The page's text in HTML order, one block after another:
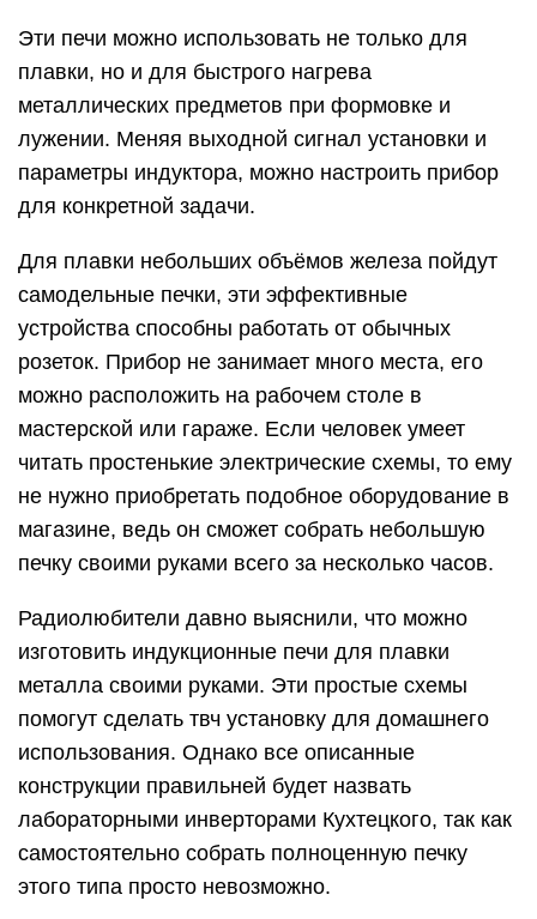
Эти печи можно использовать не только для
плавки, но и для быстрого нагрева
металлических предметов при формовке и
лужении. Меняя выходной сигнал установки и
параметры индуктора, можно настроить прибор
для конкретной задачи.
Для плавки небольших объёмов железа пойдут
самодельные печки, эти эффективные
устройства способны работать от обычных
розеток. Прибор не занимает много места, его
можно расположить на рабочем столе в
мастерской или гараже. Если человек умеет
читать простенькие электрические схемы, то ему
не нужно приобретать подобное оборудование в
магазине, ведь он сможет собрать небольшую
печку своими руками всего за несколько часов.
Радиолюбители давно выяснили, что можно
изготовить индукционные печи для плавки
металла своими руками. Эти простые схемы
помогут сделать твч установку для домашнего
использования. Однако все описанные
конструкции правильней будет назвать
лабораторными инверторами Кухтецкого, так как
самостоятельно собрать полноценную печку
этого типа просто невозможно.